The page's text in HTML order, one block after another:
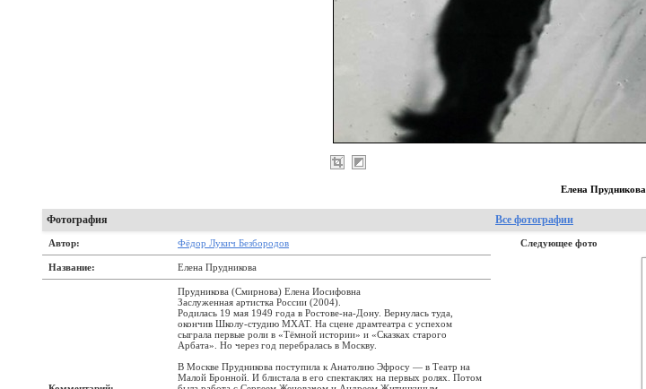
Елена Прудникова
Фотография Все фотографии
Автор: Фёдор Лукич Безбородов
Название: Елена Прудникова
Прудникова (Смирнова) Елена Иосифовна
Заслуженная артистка России (2004).
Родилась 19 мая 1949 года в Ростове-на-Дону. Вернулась туда,
окончив Школу-студию МХАТ. На сцене драмтеатра с успехом
сыграла первые роли в «Тёмной истории» и «Сказках старого
Арбата». Но через год перебралась в Москву.
В Москве Прудникова поступила к Анатолию Эфросу — в Театр на
Малой Бронной. И блистала в его спектаклях на первых ролях. Потом
Следующее фото